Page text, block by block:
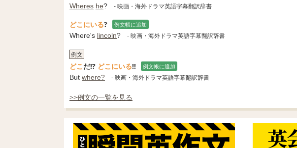
Wheres he? - 映画・海外ドラマ英語字幕翻訳辞書
どこにいる? 例文帳に追加
Where's lincoln? - 映画・海外ドラマ英語字幕翻訳辞書
例文
どこだ!? どこにいる!! 例文帳に追加
But where? - 映画・海外ドラマ英語字幕翻訳辞書
>>例文の一覧を見る